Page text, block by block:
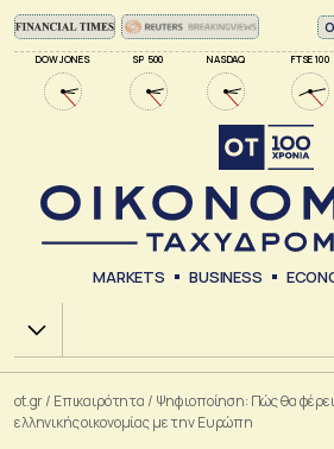
DOW JONES SP 500 NASDAQ FTSE 100
MARKETS BUSINESS
Χ.Α.
ot.gr/ Επικαιρότητα / Ψηφιοποίηση: Πώς θα
ελληνικής οικονομίας με την Ευρώπη